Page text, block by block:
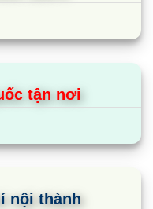
tận nơi
nội thành